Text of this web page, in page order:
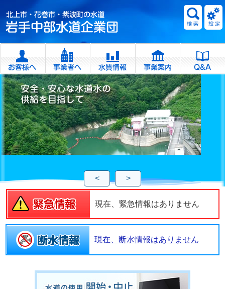
< >
現在、緊急情報はありません
現在、断水情報はありません